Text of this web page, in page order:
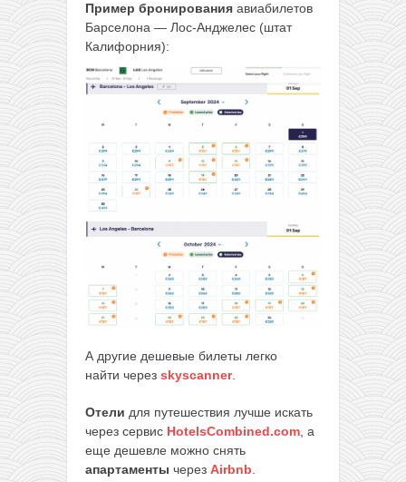
Пример бронирования авиабилетов
Барселона — Лос-Анджелес (штат
Калифорния):
А другие дешевые билеты легко
найти через skyscanner.
Отели для путешествия лучше искать
через сервис HotelsCombined.com, а
еще дешевле можно снять
апартаменты через Airbnb.